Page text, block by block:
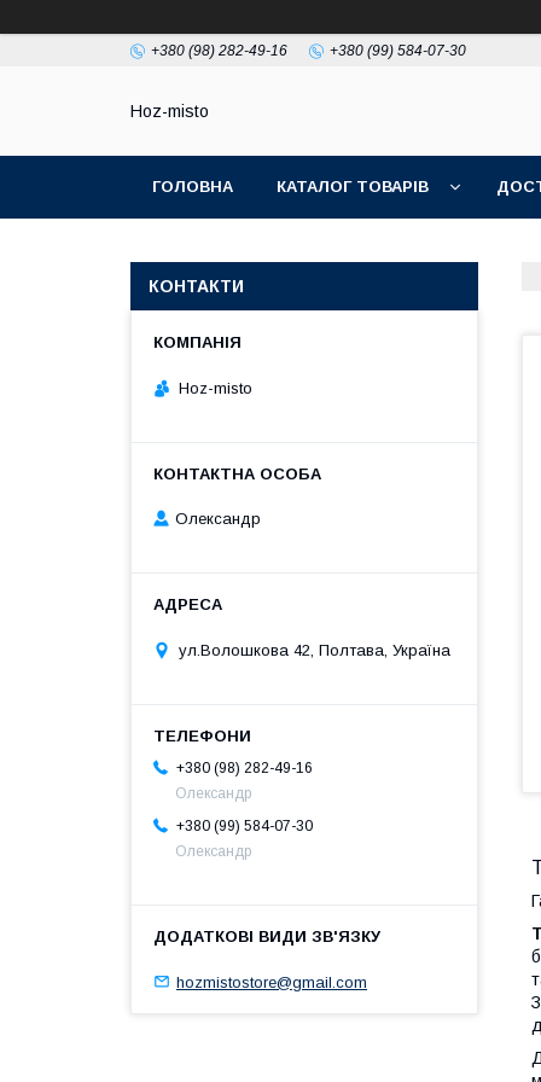
+380 (98) 282-49-16 +380 (99) 584-07-30
Hoz-misto
ГОЛОВНА КАТАЛОГ ТОВАРІВ
КОНТАКТИ
Hoz-misto
Олександр
ул.Волошкова 42, Полтава, Україна
+380 (98) 282-49-16
Олександр
+380 (99) 584-07-30
Олександр
hozmistostore@gmail.com